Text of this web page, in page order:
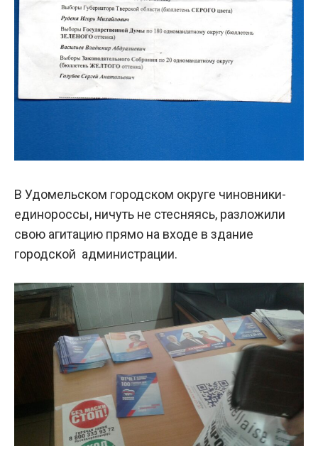
В Удомельском городском округе чиновники-
единороссы, ничуть не стесняясь, разложили
свою агитацию прямо на входе в здание
городской администрации.